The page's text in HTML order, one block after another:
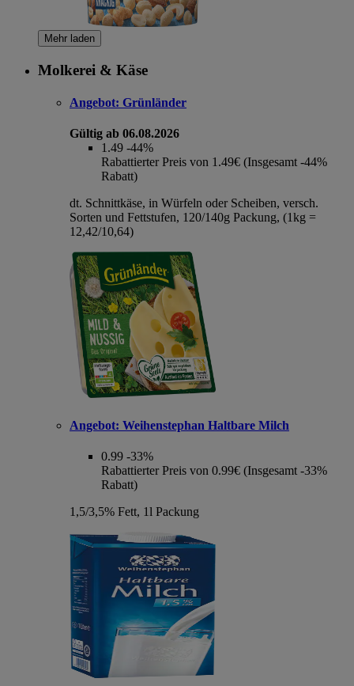
Mehr laden
Molkerei & Käse
Angebot: Grünländer
Gültig ab 06.08.2026
1.49 -44%
Rabattierter Preis von 1.49€ (Insgesamt -44%
Rabatt)
dt. Schnittkäse, in Würfeln oder Scheiben, versch.
Sorten und Fettstufen, 120/140g Packung, (1kg =
12,42/10,64)
Angebot: Weihenstephan Haltbare Milch
0.99 -33%
Rabattierter Preis von 0.99€ (Insgesamt -33%
Rabatt)
1,5/3,5% Fett, 1l Packung